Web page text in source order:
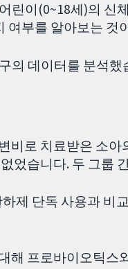
린이(0~18세)의 신
여부를 알아보는 것
의 데이터를 분석했
비로 치료받은 소
었습니다. 두 그룹
제 단독 사용과 비
해 프로바이오틱